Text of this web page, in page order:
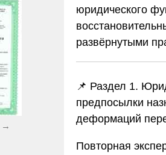
юридического
развёрнутыми
📌 Раздел 1.
предпосылки
деформаций
Повторная
→